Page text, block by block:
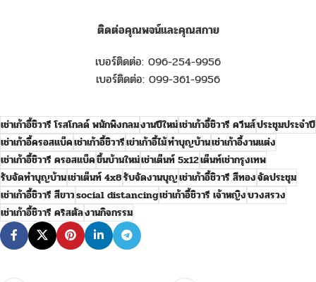
ติดต่อคุณพจน์และคุณสกาย
เบอร์ติดต่อ: 096-254-9956
เบอร์ติดต่อ: 099-361-9956
เช่าเก้าอี้ชิวารี โรสโกลด์ พนักพิงกลมงานปีใหม่เช่าเก้าอี้ชิวารี ควีนส์ประชุมประจำปี
เช่าเก้าอี้ครอสแบ็คเช่าเก้าอี้ชิวารีเข่าเก้าอี้ไม้ทำบุญบ้านเช่าเก้าอี้งานแต่ง
เช่าเก้าอี้ชิวารี ครอสแบ็คขึ้นบ้านใหม่เช่าเต็นท์ 5x12เต็นท์เช่ากรุงเทพ
รับจัดทำบุญบ้านเช่าเต็นท์ 4x8รับจัดงานบุญเช่าเก้าอี้ชิวารี สีทองจัดประชุม
เช่าเก้าอี้ชิวารี สีขาวsocial distancingเช่าเก้าอี้ชิวารี เจ้าหญิงบวงสรวง
เช่าเก้าอี้ชิวารี คริสตัลงานกิจกรรม